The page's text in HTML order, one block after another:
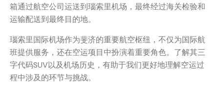
箱通过航空公司运送到瑙索里机场，最终经过海关检验和
运输配送到最终目的地。
瑙索里国际机场作为斐济的重要航空枢纽，不仅为国际航
班提供服务，还在空运项目中扮演着重要角色。了解其三
字代码SUV以及机场历史，有助于我们更好地理解空运过
程中涉及的环节与挑战。